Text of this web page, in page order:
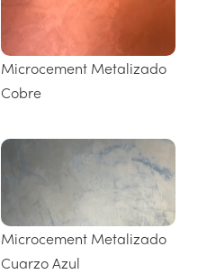
Microcement Metalizado
Cobre
Microcement Metalizado
Cuarzo Azul